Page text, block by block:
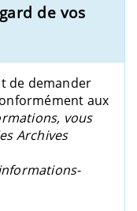
de vos
de demander
aux
vous
Archives